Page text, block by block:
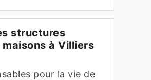
structures
à Villiers
pour la vie de